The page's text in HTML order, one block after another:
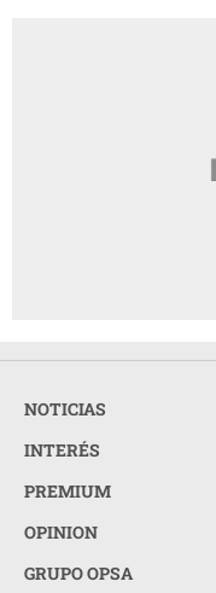
NOTICIAS
INTERÉS
PREMIUM
OPINION
GRUPO OPSA